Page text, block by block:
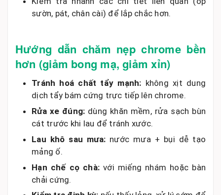
sườn, pát, chân cài) để lắp chắc hơn.
Hướng dẫn chăm nẹp chrome bền
hơn (giảm bong mạ, giảm xỉn)
Tránh hoá chất tẩy mạnh: không xịt dung
dịch tẩy bám cứng trực tiếp lên chrome.
Rửa xe đúng: dùng khăn mềm, rửa sạch bùn
cát trước khi lau để tránh xước.
Lau khô sau mưa: nước mưa + bụi dễ tạo
mảng ố.
Hạn chế cọ chà: với miếng nhám hoặc bàn
chải cứng.